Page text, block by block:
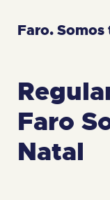
Faro. Somos
Faro
Natal